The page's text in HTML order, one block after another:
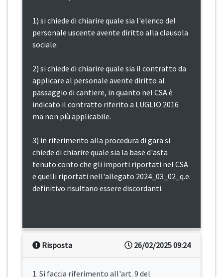
1) si chiede di chiarire quale sia l'elenco del
personale uscente avente diritto alla clausola
sociale.
2) si chiede di chiarire quale sia il contratto da
applicare al personale avente diritto al
passaggio di cantiere, in quanto nel CSA è
indicato il contratto riferito a LUGLIO 2016
ma non più applicabile.
3) in riferimento alla procedura di gara si
chiede di chiarire quale sia la base d'asta
tenuto conto che gli importi riportati nel CSA
e quelli riportati nell'allegato 2024_03_02_q.e.
definitivo risultano essere discordanti.
26/02/2025 09:24
Risposta
1. Si faccia riferimento all'art. 9 del